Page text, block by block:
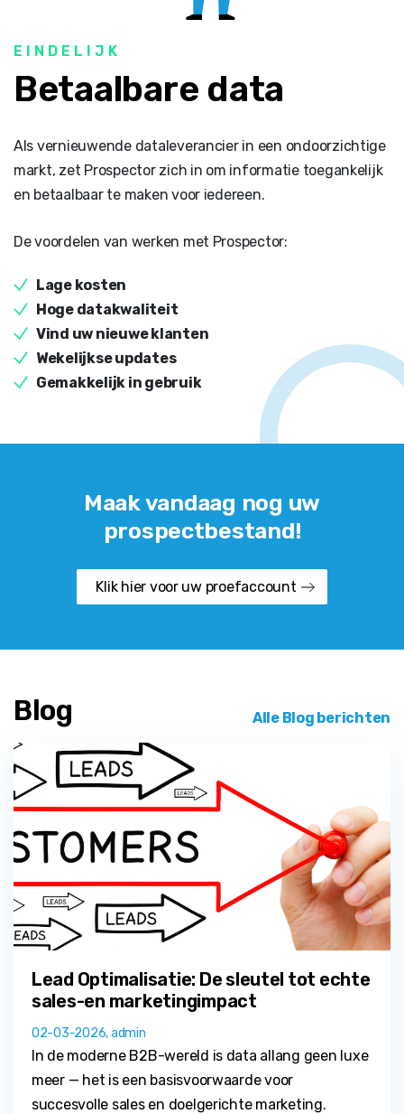
Maak vandaag nog uw
prospectbestand!
Klik hier voor uw proefaccount
Blog Alle Blog berichten
Lead Optimalisatie: De sleutel tot echte
sales-en marketingimpact
02-03-2026, admin
In de moderne B2B-wereld is data allang geen luxe
meer — het is een basisvoorwaarde voor
succesvolle sales en doelgerichte marketing.